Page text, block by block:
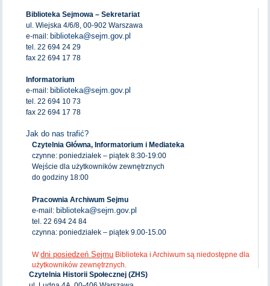
Biblioteka Sejmowa – Sekretariat
ul. Wiejska 4/6/8, 00-902 Warszawa
e-mail: biblioteka@sejm.gov.pl
tel. 22 694 24 29
fax 22 694 17 78
Informatorium
e-mail: biblioteka@sejm.gov.pl
tel. 22 694 10 73
fax 22 694 17 78
Jak do nas trafić?
Czytelnia Główna, Informatorium i Mediateka
czynne: poniedziałek – piątek 8:30-19:00
Wejście dla użytkowników zewnętrznych
do godziny 18:00
Pracownia Archiwum Sejmu
e-mail: biblioteka@sejm.gov.pl
tel. 22 694 24 84
czynna: poniedziałek – piątek 9.00-15.00
Wdni posiedzeń Sejmu Biblioteka i Archiwum są niedostępne dla
użytkowników zewnętrznych.
Czytelnia Historii Społecznej (ZHS)